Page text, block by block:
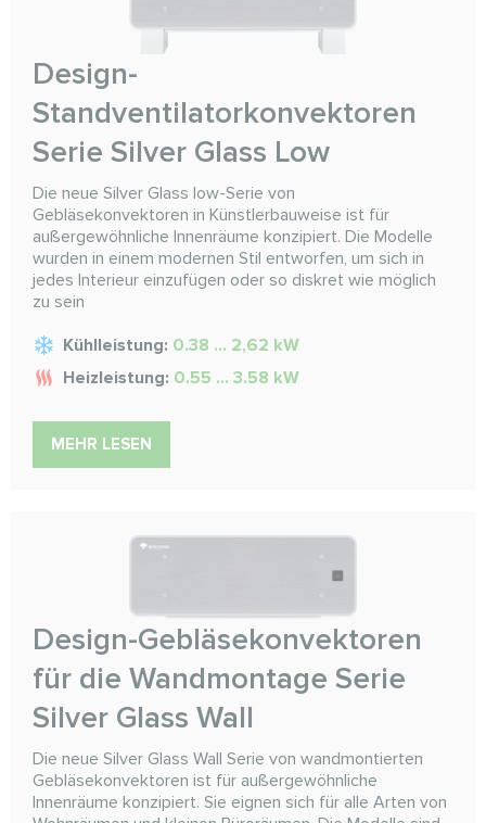
Design-
Standventilatorkonvektoren
Serie Silver Glass Low
Die neue Silver Glass low-Serie von
Gebläsekonvektoren in Künstlerbauweise ist für
außergewöhnliche Innenräume konzipiert. Die Modelle
wurden in einem modernen Stil entworfen, um sich in
jedes Interieur einzufügen oder so diskret wie möglich
zu sein
Kühlleistung: 0.38 ... 2,62 kW
Heizleistung: 0.55 ... 3.58 kW
MEHR LESEN
Design-Gebläsekonvektoren
für die Wandmontage Serie
Silver Glass Wall
Die neue Silver Glass Wall Serie von wandmontierten
Gebläsekonvektoren ist für außergewöhnliche
Innenräume konzipiert. Sie eignen sich für alle Arten von